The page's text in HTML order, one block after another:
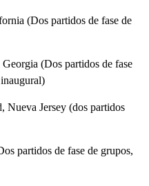
(Dos partidos de fase de
(Dos partidos de fase
Nueva Jersey (dos partidos
partidos de fase de grupos,